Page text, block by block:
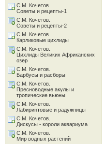
С.М. Кочетов.
Советы и рецепты-1
С.М. Кочетов.
Советы и рецепты-2
С.М. Кочетов.
Карликовые цихлиды
С.М. Кочетов.
Цихлиды Великих Африканских
озер
С.М. Кочетов.
Барбусы и расборы
С.М. Кочетов.
Пресноводные акулы и
тропические вьюны
С.М. Кочетов.
Лабиринтовые и радужницы
С.М. Кочетов.
Дискусы - короли аквариума
С.М. Кочетов.
Мир водных растений